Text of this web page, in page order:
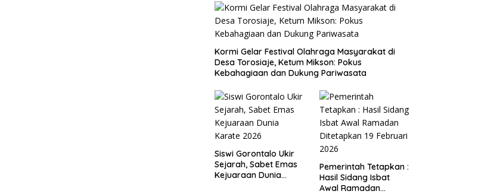
Kormi Gelar Festival Olahraga Masyarakat di
Desa Torosiaje, Ketum Mikson: Pokus
Kebahagiaan dan Dukung Pariwasata
Siswi Gorontalo Ukir
Sejarah, Sabet Emas
Kejuaraan Dunia
Pemerintah Tetapkan :
Hasil Sidang Isbat
Awal Ramadan